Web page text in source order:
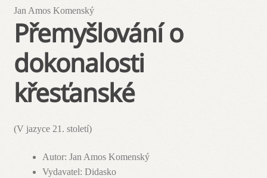
Jan Amos Komenský
Přemyšlování o
dokonalosti
křesťanské
(V jazyce 21. století)
Autor: Jan Amos Komenský
Vydavatel: Didasko